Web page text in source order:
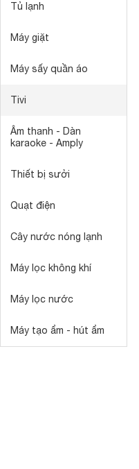
Tủ lạnh
Máy giặt
Máy sấy quần áo
Tivi
Âm thanh - Dàn
karaoke - Amply
Thiết bị sưởi
Quạt điện
Cây nước nóng lạnh
Máy lọc không khí
Máy lọc nước
Máy tạo ẩm - hút ẩm